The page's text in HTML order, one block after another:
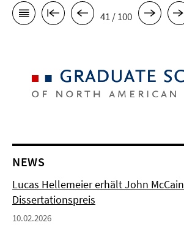
41 / 100
NEWS
Lucas Hellemeier erhält John McCain
Dissertationspreis
10.02.2026